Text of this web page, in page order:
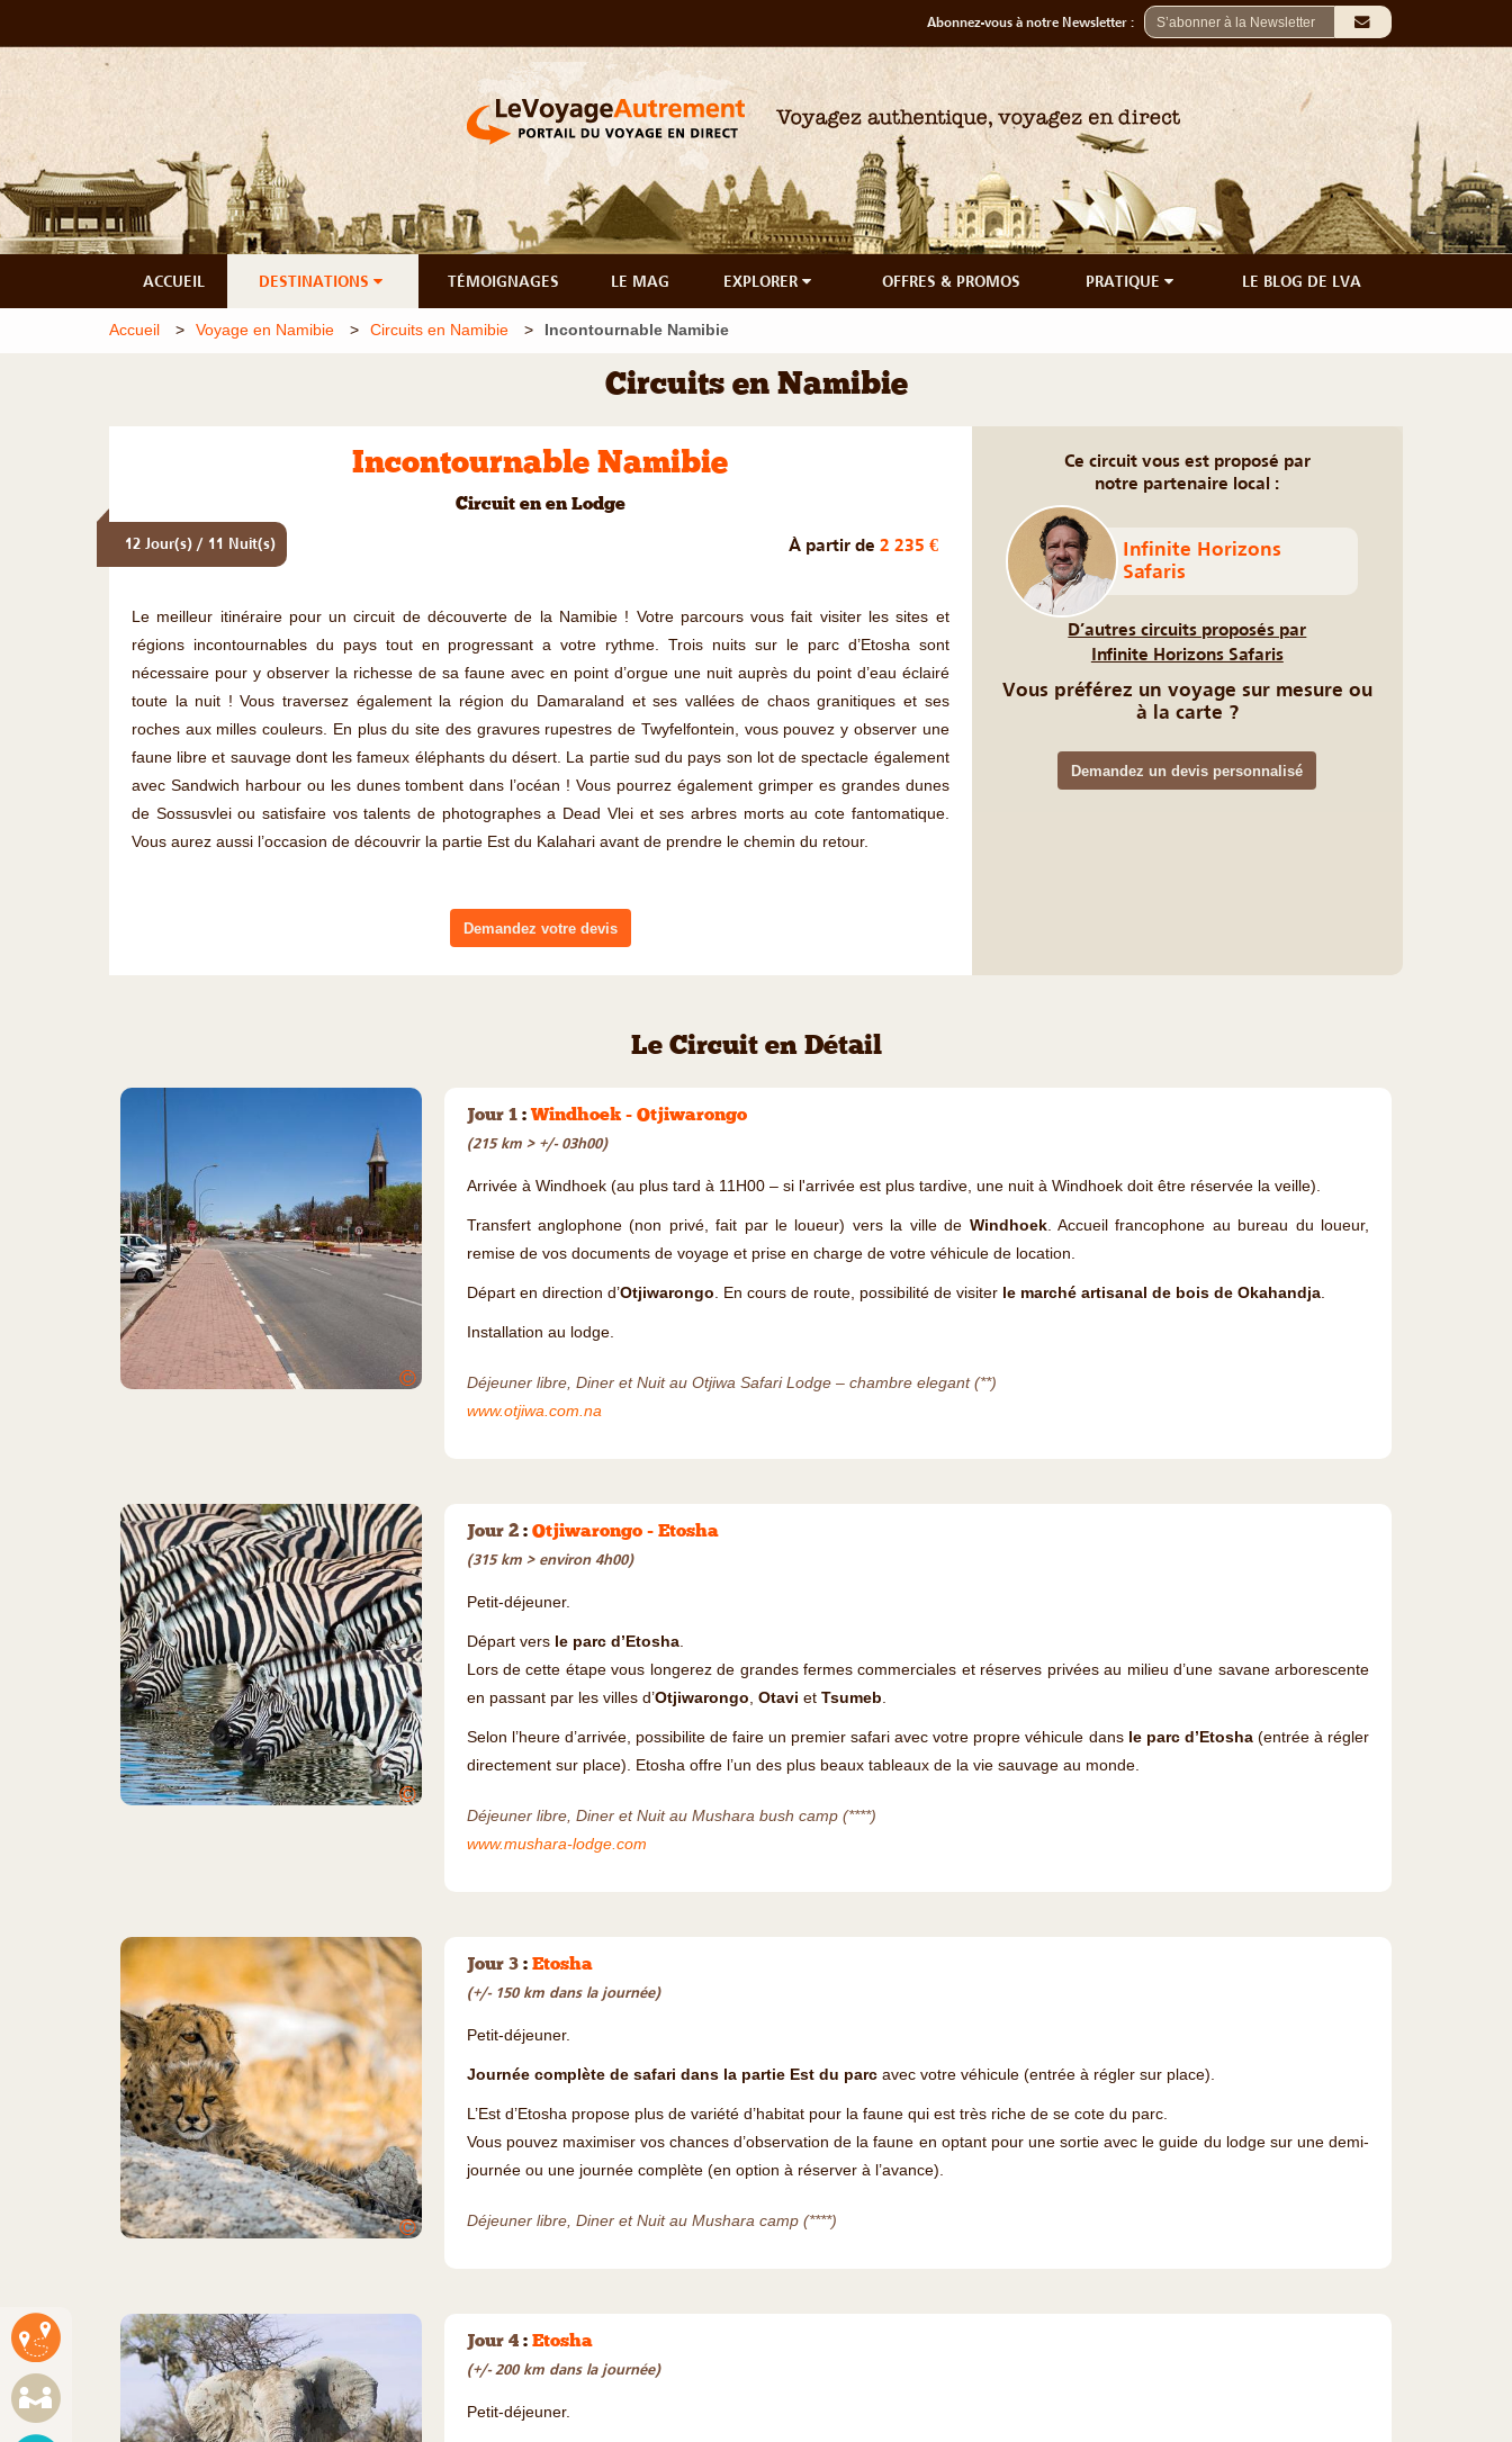
Abonnez-vous à notre Newsletter :
ACCUEIL DESTINATIONS TÉMOIGNAGES LE MAG EXPLORER OFFRES & PROMOS PRATIQUE LE BLOG DE LVA
Accueil Voyage en Namibie Circuits en Namibie Incontournable Namibie
Circuits en Namibie
Incontournable Namibie
Circuit en en Lodge
12 Jour(s) / 11 Nuit(s) À partir de 2 235 €
Le meilleur itinéraire pour un circuit de découverte de la Namibie ! Votre parcours vous fait visiter les sites et
régions incontournables du pays tout en progressant a votre rythme. Trois nuits sur le parc d’Etosha sont
nécessaire pour y observer la richesse de sa faune avec en point d’orgue une nuit auprès du point d’eau éclairé
toute la nuit ! Vous traversez également la région du Damaraland et ses vallées de chaos granitiques et ses
roches aux milles couleurs. En plus du site des gravures rupestres de Twyfelfontein, vous pouvez y observer une
faune libre et sauvage dont les fameux éléphants du désert. La partie sud du pays son lot de spectacle également
avec Sandwich harbour ou les dunes tombent dans l’océan ! Vous pourrez également grimper es grandes dunes
de Sossusvlei ou satisfaire vos talents de photographes a Dead Vlei et ses arbres morts au cote fantomatique.
Vous aurez aussi l’occasion de découvrir la partie Est du Kalahari avant de prendre le chemin du retour.
Demandez votre devis
Ce circuit vous est proposé par
notre partenaire local :
Infinite Horizons
Safaris
D’autres circuits proposés par
Infinite Horizons Safaris
Vous préférez un voyage sur mesure ou
à la carte ?
Demandez un devis personnalisé
Le Circuit en Détail
©
Jour 1: Windhoek - Otjiwarongo
(215 km > +/- 03h00)
Arrivée à Windhoek (au plus tard à 11H00 – si l'arrivée est plus tardive, une nuit à Windhoek doit être réservée la veille).
Transfert anglophone (non privé, fait par le loueur) vers la ville de Windhoek. Accueil francophone au bureau du loueur,
remise de vos documents de voyage et prise en charge de votre véhicule de location.
Départ en direction d’Otjiwarongo. En cours de route, possibilité de visiter le marché artisanal de bois de Okahandja.
Installation au lodge.
Déjeuner libre, Diner et Nuit au Otjiwa Safari Lodge – chambre elegant (**)
www.otjiwa.com.na
©
Jour 2: Otjiwarongo - Etosha
(315 km > environ 4h00)
Petit-déjeuner.
Départ vers le parc d’Etosha.
Lors de cette étape vous longerez de grandes fermes commerciales et réserves privées au milieu d’une savane arborescente
en passant par les villes d’Otjiwarongo, Otavi et Tsumeb.
Selon l’heure d’arrivée, possibilite de faire un premier safari avec votre propre véhicule dans le parc d’Etosha(entrée à régler
directement sur place). Etosha offre l’un des plus beaux tableaux de la vie sauvage au monde.
Déjeuner libre, Diner et Nuit au Mushara bush camp (****)
www.mushara-lodge.com
©
Jour 3: Etosha
(+/- 150 km dans la journée)
Petit-déjeuner.
Journée complète de safari dans la partie Est du parcavec votre véhicule (entrée à régler sur place).
L’Est d’Etosha propose plus de variété d’habitat pour la faune qui est très riche de se cote du parc.
Vous pouvez maximiser vos chances d’observation de la faune en optant pour une sortie avec le guide du lodge sur une demi-
journée ou une journée complète (en option à réserver à l’avance).
Déjeuner libre, Diner et Nuit au Mushara camp (****)
Jour 4: Etosha
(+/- 200 km dans la journée)
Petit-déjeuner.